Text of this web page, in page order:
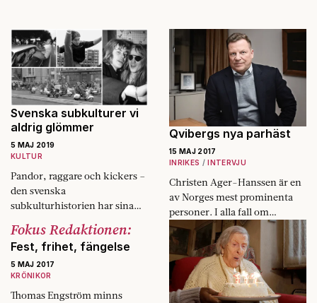
Svenska subkulturer vi
aldrig glömmer
5 MAJ 2019
KULTUR
Pandor, raggare och kickers –
den svenska
subkulturhistorien har sina
modifikationer.
Qvibergs nya parhäst
15 MAJ 2017
INRIKES
INTERVJU
Christen Ager-Hanssen är en
av Norges mest prominenta
personer. I alla fall om
längden på Wikipedias text
om en människa utgör
måttstock för hennes
betydelse.…
Fokus Redaktionen:
Fest, frihet, fängelse
5 MAJ 2017
KRÖNIKOR
Thomas Engström minns